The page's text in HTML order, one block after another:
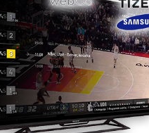
tim koji će već
rekao je Kovačević.
u tekstu?